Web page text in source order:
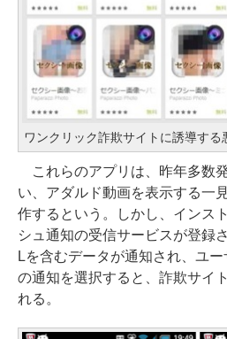
ワンクリック詐欺サイトに誘導する
これらのアプリは、昨年多数
い、アダルド動画を表示する一
作するという。しかし、インス
シュ通知の受信サービスが登録
Lを含むデータが通知され、ユ
の通知を選択すると、詐欺サイ
れる。